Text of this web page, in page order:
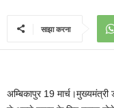
साझा करना
अम्बिकापुर 19